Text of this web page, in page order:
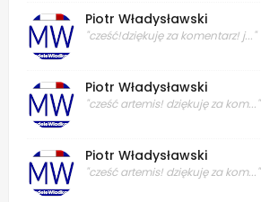
Piotr Władysławski
"cześć!dziękuję za komentarz! j..."
Piotr Władysławski
"cześć artemis! dziękuję za kom..."
Piotr Władysławski
"cześć artemis! dziękuję za kom..."